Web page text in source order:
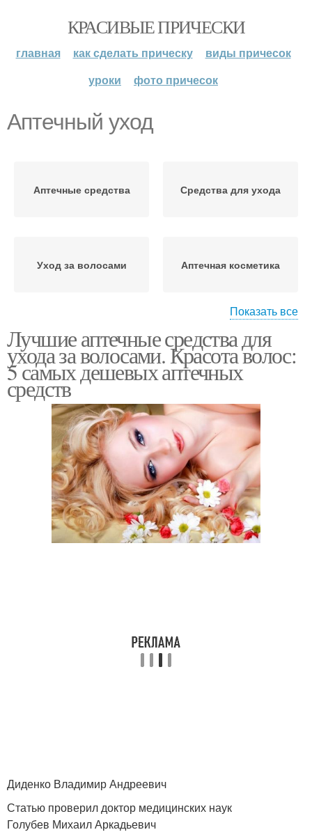
КРАСИВЫЕ ПРИЧЕСКИ
главная как сделать прическу
виды причесок
уроки
фото причесок
Аптечный уход
Аптечные средства Средства для ухода
Уход за волосами Аптечная косметика
Аптечное средство
Показать все
Лучшие аптечные средства для
ухода за волосами. Красота волос:
5 самых дешевых аптечных
средств
Диденко Владимир Андреевич
Статью проверил доктор медицинских наук
Голубев Михаил Аркадьевич